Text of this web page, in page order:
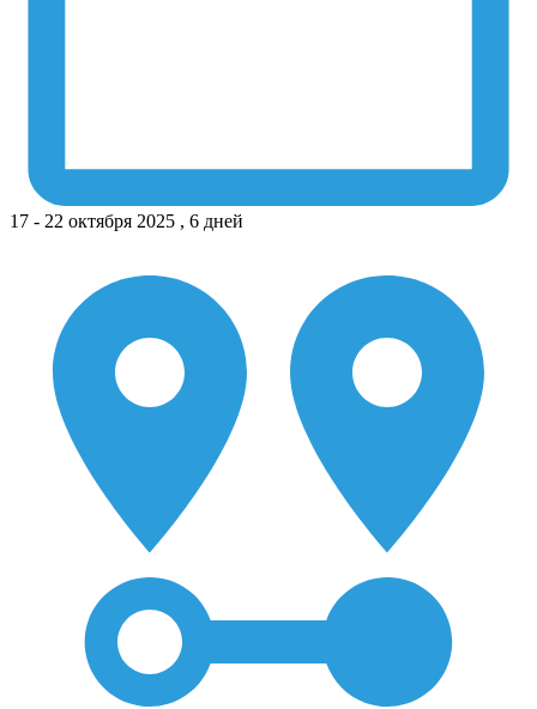
17 - 22 октября 2025 , 6 дней